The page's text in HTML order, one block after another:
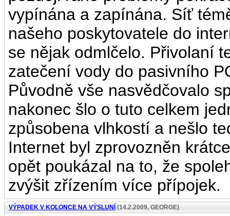
vypínána a zapínána. Síť
našeho poskytovatele do
se nějak odmlčelo. Přivolaní
zatečení vody do pasivního
Původně vše nasvědčovalo
nakonec šlo o tuto celkem
způsobena vlhkostí a nešlo
Internet byl zprovozněn
opět poukázal na to, že
zvýšit zřízením více přípojek.
VÝPADEK V KOLONCE NA VÝSLUNÍ (14.2.2009, GEORGE)